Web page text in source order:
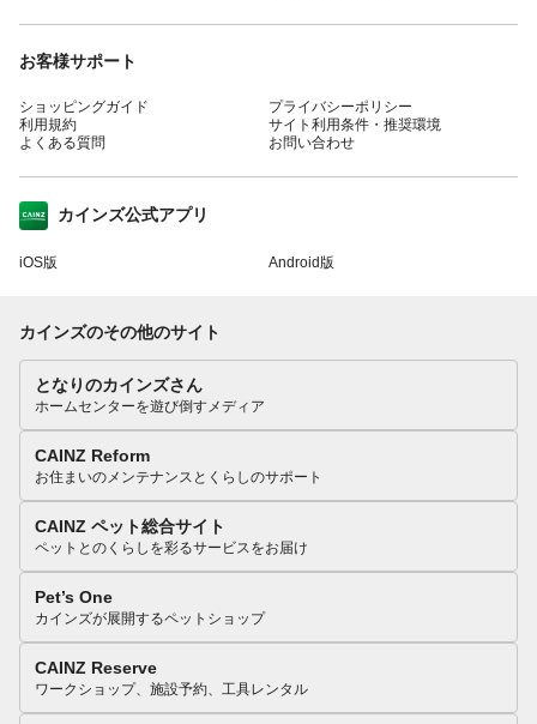
お客様サポート
ショッピングガイド
利用規約
よくある質問
プライバシーポリシー
サイト利用条件・推奨環境
お問い合わせ
カインズ公式アプリ
iOS版 Android版
カインズのその他のサイト
となりのカインズさん
ホームセンターを遊び倒すメディア
CAINZ Reform
お住まいのメンテナンスとくらしのサポート
CAINZ ペット総合サイト
ペットとのくらしを彩るサービスをお届け
Pet’s One
カインズが展開するペットショップ
CAINZ Reserve
ワークショップ、施設予約、工具レンタル